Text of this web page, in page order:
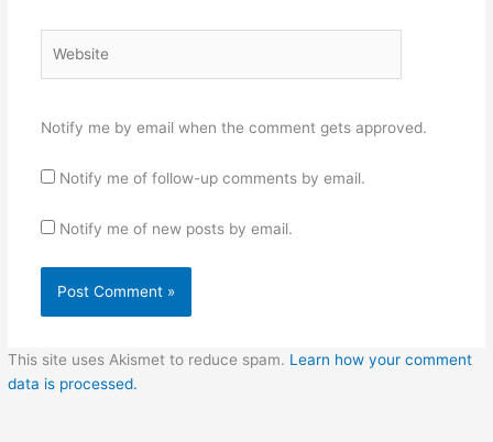
Notify me by email when the comment gets approved.
Notify me of follow-up comments by email.
Notify me of new posts by email.
This site uses Akismet to reduce spam. Learn how your comment
data is processed.